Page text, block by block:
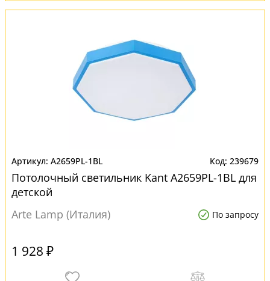
A2659PL-1BL 239679
Потолочный светильник Kant A2659PL-1BL для
детской
Arte Lamp (Италия)
По запросу
1 928 ₽